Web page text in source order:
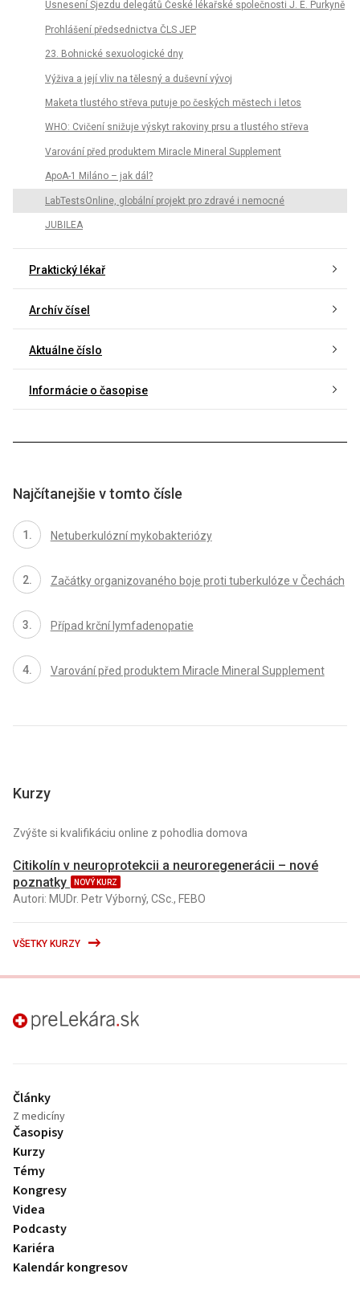
Usnesení Sjezdu delegátů České lékařské společnosti J. E. Purkyně
Prohlášení předsednictva ČLS JEP
23. Bohnické sexuologické dny
Výživa a její vliv na tělesný a duševní vývoj
Maketa tlustého střeva putuje po českých městech i letos
WHO: Cvičení snižuje výskyt rakoviny prsu a tlustého střeva
Varování před produktem Miracle Mineral Supplement
ApoA-1 Miláno – jak dál?
LabTestsOnline, globální projekt pro zdravé i nemocné
JUBILEA
Praktický lékař
Archív čísel
Aktuálne číslo
Informácie o časopise
Najčítanejšie v tomto čísle
Netuberkulózní mykobakteriózy
Začátky organizovaného boje proti tuberkulóze v Čechách
Případ krční lymfadenopatie
Varování před produktem Miracle Mineral Supplement
Kurzy
Zvýšte si kvalifikáciu online z pohodlia domova
Citikolín v neuroprotekcii a neuroregenerácii – nové
poznatky
NOVÝ KURZ
Autori: MUDr. Petr Výborný, CSc., FEBO
VŠETKY KURZY
preLekára.sk
Články
Z medicíny
Časopisy
Kurzy
Témy
Kongresy
Videa
Podcasty
Kariéra
Kalendár kongresov